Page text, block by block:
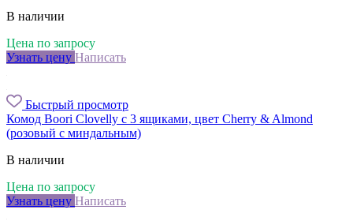
В наличии
Цена по запросу
Узнать цену Написать
Быстрый просмотр
Комод Boori Clovelly с 3 ящиками, цвет Cherry & Almond
(розовый с миндальным)
В наличии
Цена по запросу
Узнать цену Написать